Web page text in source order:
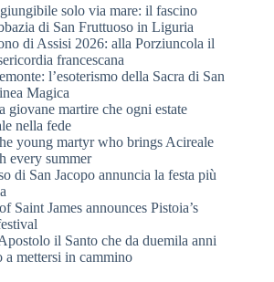
solo via mare: il fascino
di San Fruttuoso in Liguria
di Assisi 2026: alla Porziuncola il
francescana
l’esoterismo della Sacra di San
Magica
giovane martire che ogni estate
nella fede
young martyr who brings Acireale
every summer
di San Jacopo annuncia la festa più
Saint James announces Pistoia’s
il Santo che da duemila anni
mettersi in cammino